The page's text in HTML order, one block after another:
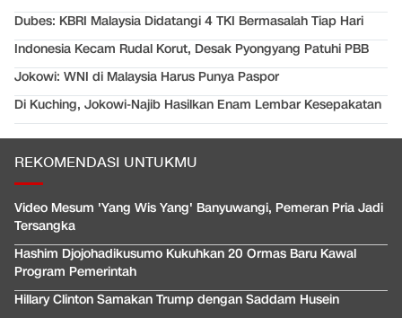
Dubes: KBRI Malaysia Didatangi 4 TKI Bermasalah Tiap Hari
Indonesia Kecam Rudal Korut, Desak Pyongyang Patuhi PBB
Jokowi: WNI di Malaysia Harus Punya Paspor
Di Kuching, Jokowi-Najib Hasilkan Enam Lembar Kesepakatan
REKOMENDASI UNTUKMU
Video Mesum 'Yang Wis Yang' Banyuwangi, Pemeran Pria Jadi
Tersangka
Hashim Djojohadikusumo Kukuhkan 20 Ormas Baru Kawal
Program Pemerintah
Hillary Clinton Samakan Trump dengan Saddam Husein